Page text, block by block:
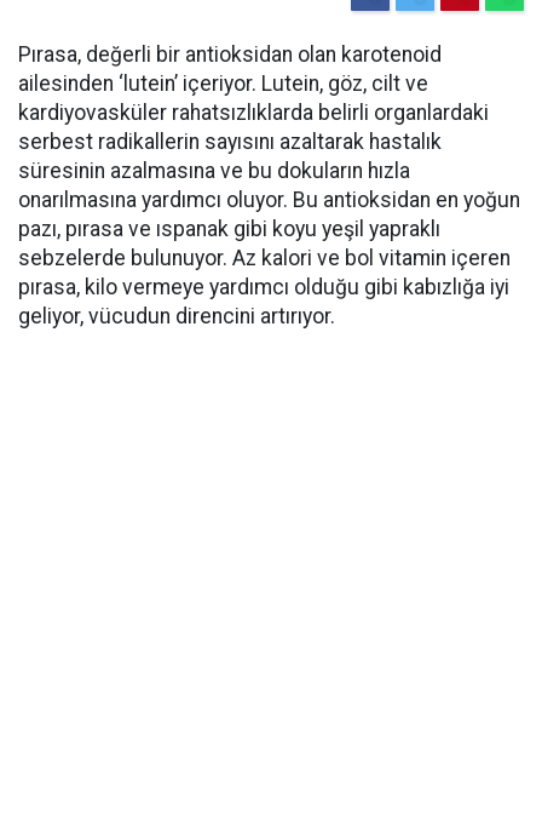
Pırasa, değerli bir antioksidan olan karotenoid
ailesinden ‘lutein’ içeriyor. Lutein, göz, cilt ve
kardiyovasküler rahatsızlıklarda belirli organlardaki
serbest radikallerin sayısını azaltarak hastalık
süresinin azalmasına ve bu dokuların hızla
onarılmasına yardımcı oluyor. Bu antioksidan en yoğun
pazı, pırasa ve ıspanak gibi koyu yeşil yapraklı
sebzelerde bulunuyor. Az kalori ve bol vitamin içeren
pırasa, kilo vermeye yardımcı olduğu gibi kabızlığa iyi
geliyor, vücudun direncini artırıyor.